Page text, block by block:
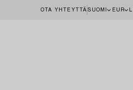
OTA YHTEYTTÄ SUOMI EUR